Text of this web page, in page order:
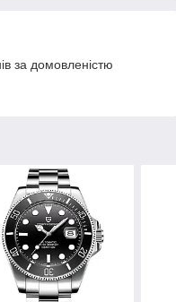
за домовленістю